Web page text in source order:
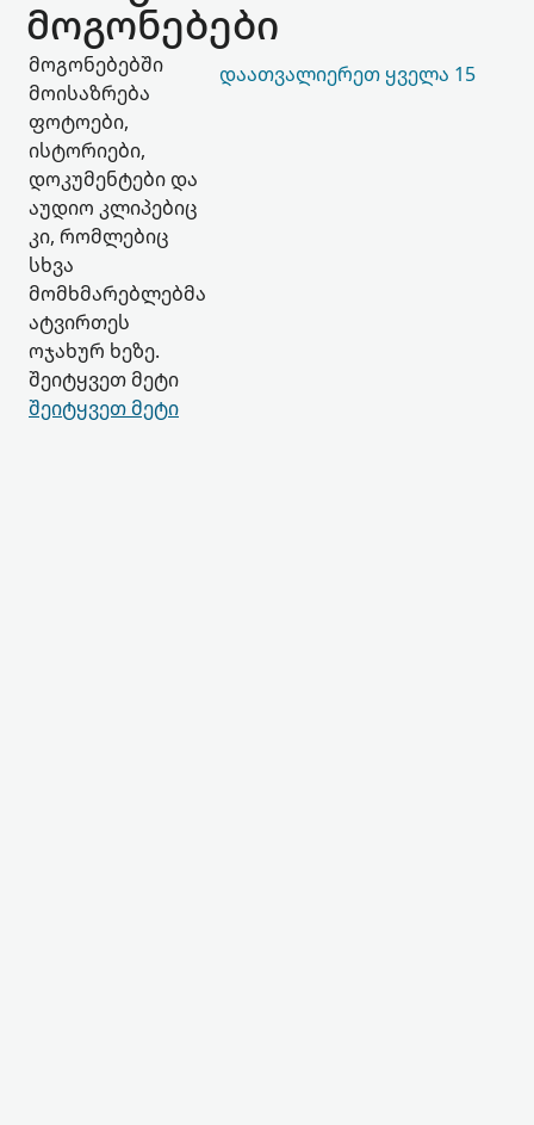
მოგონებები
მოგონებებში
მოისაზრება
ფოტოები,
ისტორიები,
დოკუმენტები და
აუდიო კლიპებიც
კი, რომლებიც
სხვა
მომხმარებლებმა
ატვირთეს
ოჯახურ ხეზე.
შეიტყვეთ მეტი
შეიტყვეთ მეტი
ᲓᲐᲐᲗᲕᲐᲚᲘᲔᲠᲔᲗ ᲧᲕᲔᲚᲐ 15